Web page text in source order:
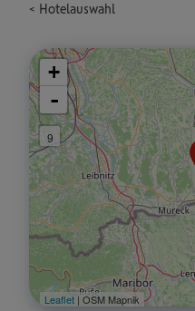
Hotelauswahl
+
-
9
Leaflet| OSM Mapnik